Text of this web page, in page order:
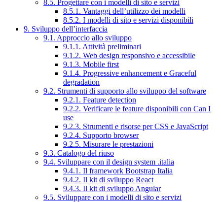
8.5. Progettare con i modelli di sito e servizi
8.5.1. Vantaggi dell’utilizzo dei modelli
8.5.2. I modelli di sito e servizi disponibili
9. Sviluppo dell’interfaccia
9.1. Approccio allo sviluppo
9.1.1. Attività preliminari
9.1.2. Web design responsivo e accessibile
9.1.3. Mobile first
9.1.4. Progressive enhancement e Graceful
degradation
9.2. Strumenti di supporto allo sviluppo del software
9.2.1. Feature detection
9.2.2. Verificare le feature disponibili con Can I
use
9.2.3. Strumenti e risorse per CSS e JavaScript
9.2.4. Supporto browser
9.2.5. Misurare le prestazioni
9.3. Catalogo del riuso
9.4. Sviluppare con il design system .italia
9.4.1. Il framework Bootstrap Italia
9.4.2. Il kit di sviluppo React
9.4.3. Il kit di sviluppo Angular
9.5. Sviluppare con i modelli di sito e servizi